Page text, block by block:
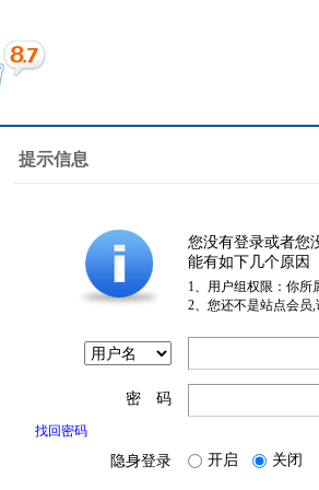
提示信息
您没有登录或者您
能有如下几个原因
1、用户组权限：你所
2、您还不是站点会员
密 码
找回密码
隐身登录 开启 关闭